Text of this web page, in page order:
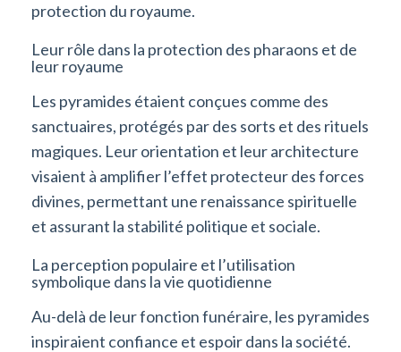
protection du royaume.
Leur rôle dans la protection des pharaons et de
leur royaume
Les pyramides étaient conçues comme des
sanctuaires, protégés par des sorts et des rituels
magiques. Leur orientation et leur architecture
visaient à amplifier l’effet protecteur des forces
divines, permettant une renaissance spirituelle
et assurant la stabilité politique et sociale.
La perception populaire et l’utilisation
symbolique dans la vie quotidienne
Au-delà de leur fonction funéraire, les pyramides
inspiraient confiance et espoir dans la société.